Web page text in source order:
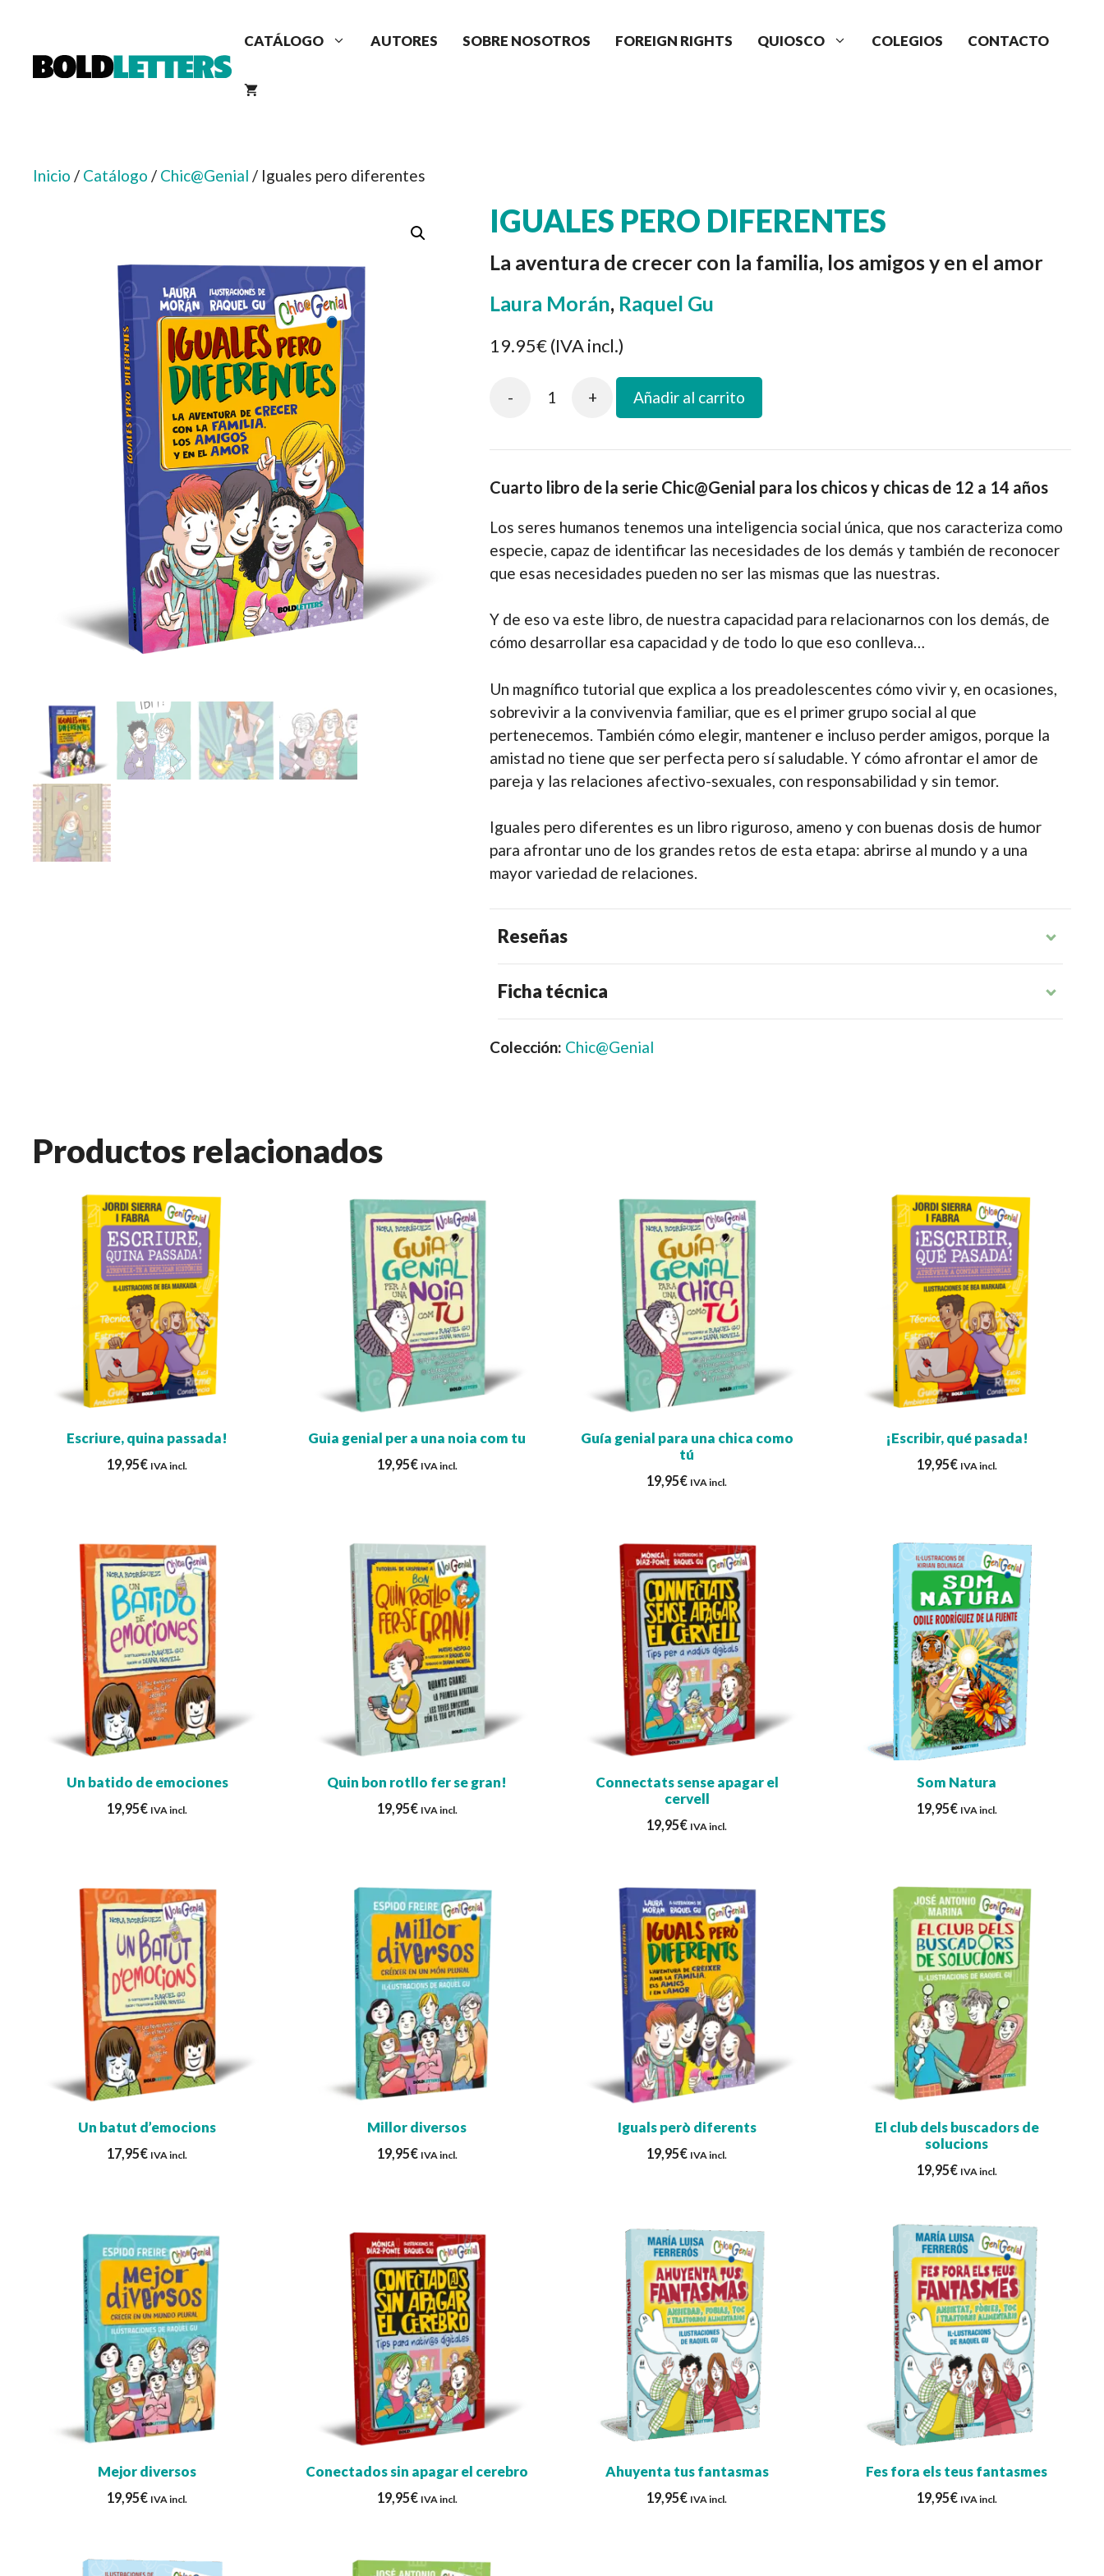
contenido
CATÁLOGO AUTORES SOBRE NOSOTROS FOREIGN RIGHTS QUIOSCO COLEGIOS CONTACTO
Inicio / Catálogo / Chic@Genial / Iguales pero diferentes
IGUALES PERO DIFERENTES
La aventura de crecer con la familia, los amigos y en el amor
Laura Morán, Raquel Gu
19.95€(IVA incl.)
-
diferentes
cantidad
+ Añadir al carrito
Cuarto libro de la serie Chic@Genial para los chicos y chicas de 12 a 14 años
Los seres humanos tenemos una inteligencia social única, que nos caracteriza como
especie, capaz de identificar las necesidades de los demás y también de reconocer
que esas necesidades pueden no ser las mismas que las nuestras.
Y de eso va este libro, de nuestra capacidad para relacionarnos con los demás, de
cómo desarrollar esa capacidad y de todo lo que eso conlleva…
Un magnífico tutorial que explica a los preadolescentes cómo vivir y, en ocasiones,
sobrevivir a la convivenvia familiar, que es el primer grupo social al que
pertenecemos. También cómo elegir, mantener e incluso perder amigos, porque la
amistad no tiene que ser perfecta pero sí saludable. Y cómo afrontar el amor de
pareja y las relaciones afectivo-sexuales, con responsabilidad y sin temor.
Iguales pero diferentes es un libro riguroso, ameno y con buenas dosis de humor
para afrontar uno de los grandes retos de esta etapa: abrirse al mundo y a una
mayor variedad de relaciones.
Reseñas
Ficha técnica
Colección: Chic@Genial
Productos relacionados
Escriure, quina passada!
19,95€ IVA incl.
Guia genial per a una noia com tu
19,95€ IVA incl.
Guía genial para una chica como
tú
19,95€ IVA incl.
¡Escribir, qué pasada!
19,95€ IVA incl.
Un batido de emociones
19,95€ IVA incl.
Quin bon rotllo fer se gran!
19,95€ IVA incl.
Connectats sense apagar el
cervell
19,95€ IVA incl.
Som Natura
19,95€ IVA incl.
Un batut d’emocions
17,95€ IVA incl.
Millor diversos
19,95€ IVA incl.
Iguals però diferents
19,95€ IVA incl.
El club dels buscadors de
solucions
19,95€ IVA incl.
Mejor diversos
19,95€ IVA incl.
Conectados sin apagar el cerebro
19,95€ IVA incl.
Ahuyenta tus fantasmas
19,95€ IVA incl.
Fes fora els teus fantasmes
19,95€ IVA incl.